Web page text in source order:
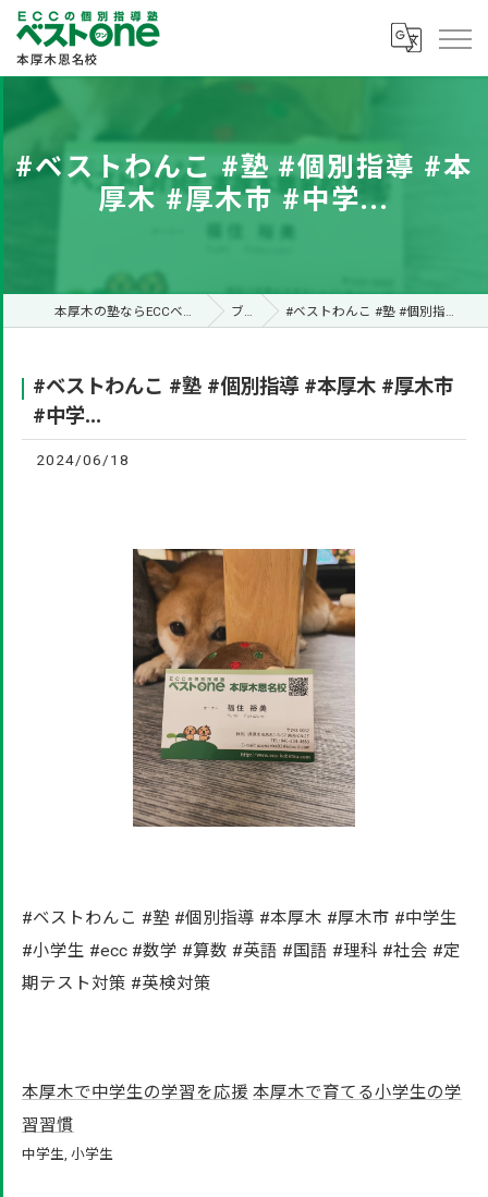
#ベストわんこ #塾 #個別指導 #本
厚木 #厚木市 #中学...
本厚木の塾ならECCベストone本厚木恩名校 ブログ #ベストわんこ #塾 #個別指導 #本厚木 #厚木市 #中学...
#ベストわんこ #塾 #個別指導 #本厚木 #厚木市
#中学...
2024/06/18
#ベストわんこ #塾 #個別指導 #本厚木 #厚木市 #中学生
#小学生 #ecc #数学 #算数 #英語 #国語 #理科 #社会 #定
期テスト対策 #英検対策
本厚木で中学生の学習を応援 本厚木で育てる小学生の学
習習慣
中学生 小学生